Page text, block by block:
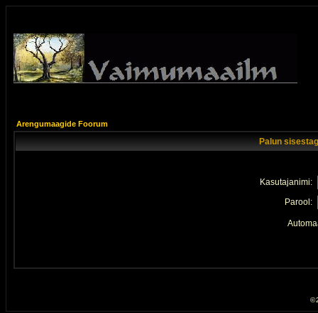
Arengumaagide Foorum
Palun
Kasutajanimi:
Parool:
©